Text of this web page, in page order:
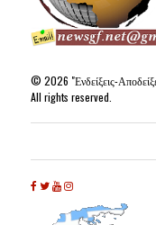
©2026 "Ενδείξεις-
All rights reserved.